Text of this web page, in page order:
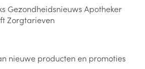
Gezondheidsnieuws Apotheker
Zorgtarieven
nieuwe producten en promoties